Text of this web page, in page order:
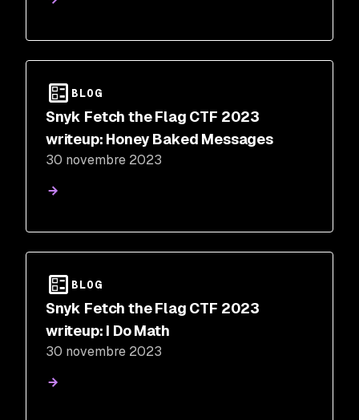
BLOG
Snyk Fetch the Flag CTF 2023
writeup: Honey Baked Messages
30 novembre 2023
BLOG
Snyk Fetch the Flag CTF 2023
writeup: I Do Math
30 novembre 2023